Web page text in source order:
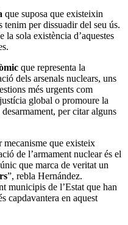
que suposa que existeixin
tenim per dissuadir del seu ús.
la sola existència d’aquestes
que representa la
dels arsenals nuclears, uns
més urgents com
global o promoure la
per citar alguns
que existeix
de l’armament nuclear és el
que marca de veritat un
”, rebla Hernández.
municipis de l’Estat que han
capdavantera en aquest